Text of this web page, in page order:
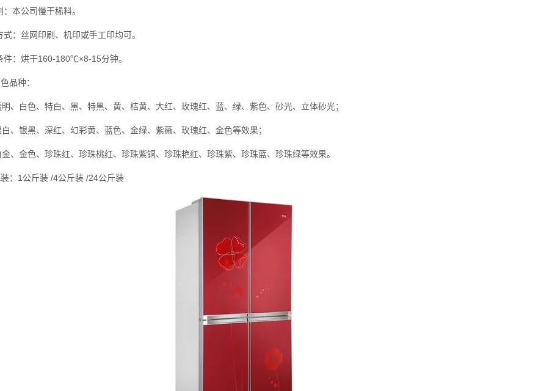
本公司慢干稀料。
式：丝网印刷、机印或手工印均可。
件：烘干160-180℃×8-15分钟。
品种：
、白色、特白、黑、特黑、黄、桔黄、大红、玫瑰红、蓝、绿、紫色、砂光、立体砂光；
、银黑、深红、幻彩黄、蓝色、金绿、紫薇、玫瑰红、金色等效果；
、金色、珍珠红、珍珠桃红、珍珠紫铜、珍珠艳红、珍珠紫、珍珠蓝、珍珠绿等效果。
：1公斤装 /4公斤装 /24公斤装